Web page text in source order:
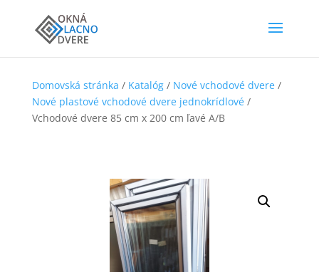
Domovská stránka / Katalóg/ Nové vchodové dvere/
Nové plastové vchodové dvere jednokrídlové/
Vchodové dvere 85 cm x 200 cm ľavé A/B